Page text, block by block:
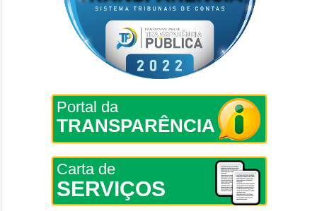
Portal da
TRANSPARÊNCIA
Carta de
SERVIÇOS